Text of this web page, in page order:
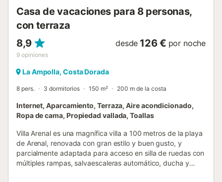
valla elevada, lo que garantiza la máxima privacidad. Y
luego, es solo un paseo hasta Cap Roig, la mejor playa de
la zona. Hay una razón por la que decimos que está muy
Casa de vacaciones para 8 personas,
con terraza
8,9
9 opiniones
desde 126 € por noche
La Ampolla, Costa Dorada
8 pers. 3 dormitorios 150 m² 200 m de la costa
Internet, Aparcamiento, Terraza, Aire acondicionado,
Ropa de cama, Propiedad vallada, Toallas
Villa Arenal es una magnífica villa a 100 metros de la playa
de Arenal, renovada con gran estilo y buen gusto, y
parcialmente adaptada para acceso en silla de ruedas con
múltiples rampas, salvaescaleras automático, ducha y